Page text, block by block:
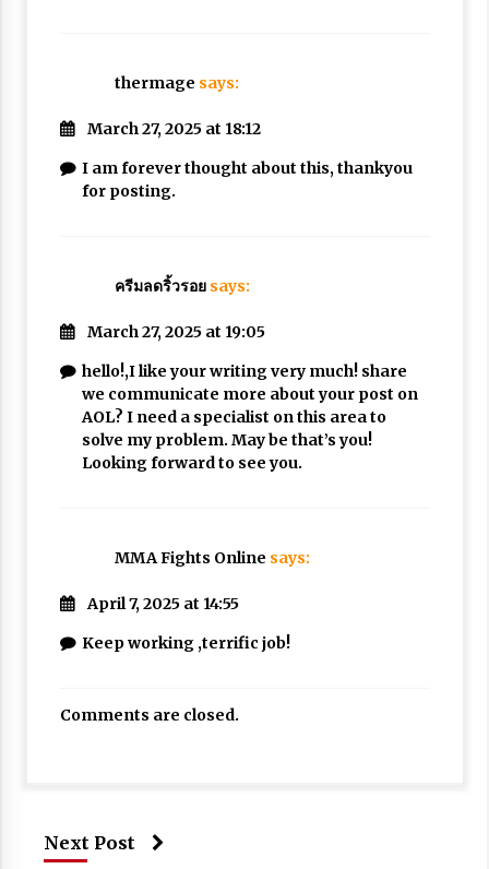
thermage says:
March 27, 2025 at 18:12
I am forever thought about this, thankyou
for posting.
ครีมลดริ้วรอย says:
March 27, 2025 at 19:05
hello!,I like your writing very much! share
we communicate more about your post on
AOL? I need a specialist on this area to
solve my problem. May be that’s you!
Looking forward to see you.
MMA Fights Online says:
April 7, 2025 at 14:55
Keep working ,terrific job!
Comments are closed.
Next Post